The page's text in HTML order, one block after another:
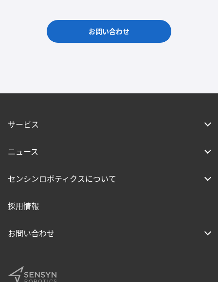
お問い合わせ
サービス
ニュース
センシンロボティクスについて
採用情報
お問い合わせ